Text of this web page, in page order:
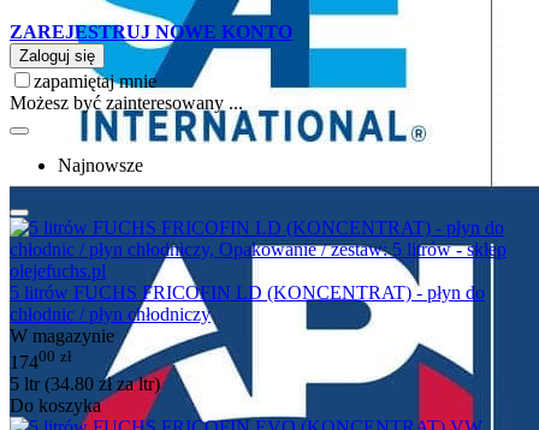
ZAREJESTRUJ NOWE KONTO
Zaloguj się
zapamiętaj mnie
Możesz być zainteresowany ...
Najnowsze
5 litrów FUCHS FRICOFIN LD (KONCENTRAT) - płyn do
chłodnic / płyn chłodniczy
W magazynie
17400 zł
5 ltr (34.80 złza ltr)
Do koszyka